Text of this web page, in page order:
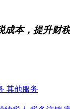
成本，提升财
其他服务